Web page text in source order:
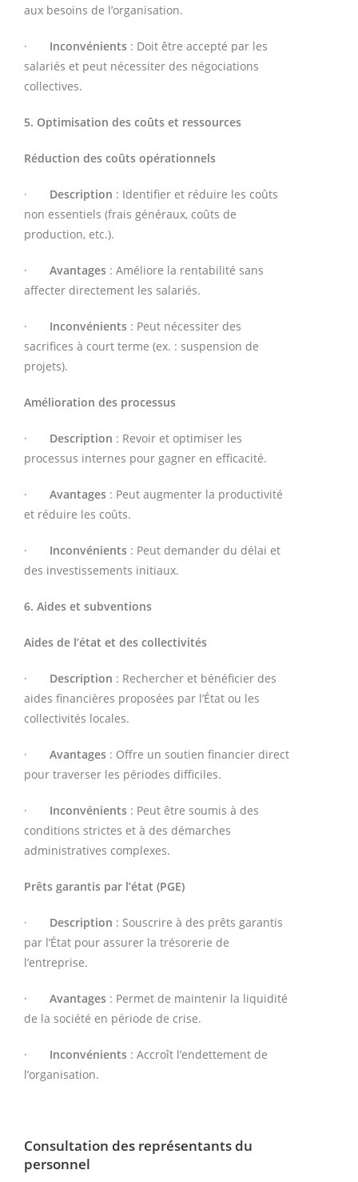
aux besoins de l’organisation.
· Inconvénients : Doit être accepté par les
salariés et peut nécessiter des négociations
collectives.
5. Optimisation des coûts et ressources
Réduction des coûts opérationnels
· Description : Identifier et réduire les coûts
non essentiels (frais généraux, coûts de
production, etc.).
· Avantages : Améliore la rentabilité sans
affecter directement les salariés.
· Inconvénients : Peut nécessiter des
sacrifices à court terme (ex. : suspension de
projets).
Amélioration des processus
· Description : Revoir et optimiser les
processus internes pour gagner en efficacité.
· Avantages : Peut augmenter la productivité
et réduire les coûts.
· Inconvénients : Peut demander du délai et
des investissements initiaux.
6. Aides et subventions
Aides de l’état et des collectivités
· Description : Rechercher et bénéficier des
aides financières proposées par l’État ou les
collectivités locales.
· Avantages : Offre un soutien financier direct
pour traverser les périodes difficiles.
· Inconvénients : Peut être soumis à des
conditions strictes et à des démarches
administratives complexes.
Prêts garantis par l’état (PGE)
· Description : Souscrire à des prêts garantis
par l’État pour assurer la trésorerie de
l’entreprise.
· Avantages : Permet de maintenir la liquidité
de la société en période de crise.
· Inconvénients : Accroît l’endettement de
l’organisation.
Consultation des représentants du
personnel